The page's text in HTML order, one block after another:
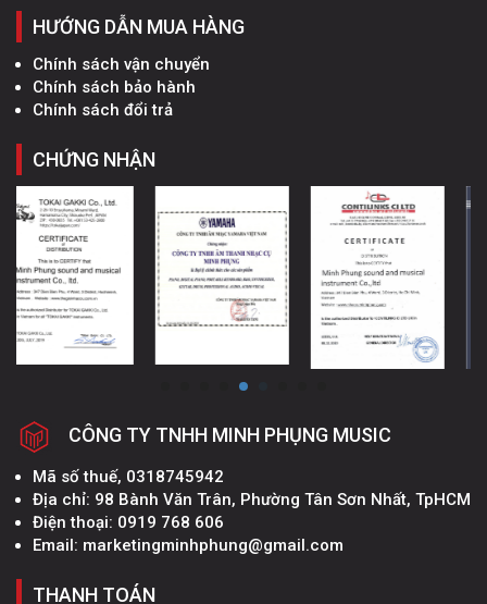
HƯỚNG DẪN MUA HÀNG
Chính sách vận chuyển
Chính sách bảo hành
Chính sách đổi trả
CHỨNG NHẬN
CÔNG TY TNHH MINH PHỤNG MUSIC
Mã số thuế, 0318745942
Địa chỉ: 98 Bành Văn Trân, Phường Tân Sơn Nhất, TpHCM
Điện thoại: 0919 768 606
Email: marketingminhphung@gmail.com
THANH TOÁN